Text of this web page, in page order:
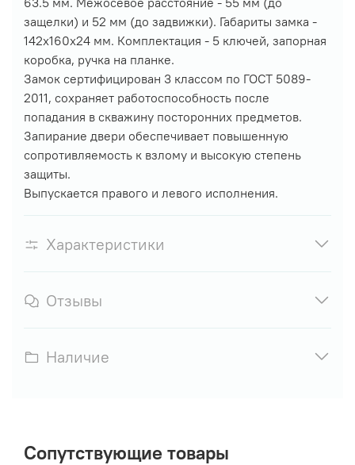
защелки) и 52 мм (до задвижки). Габариты замка -
142х160х24 мм. Комплектация - 5 ключей, запорная
коробка, ручка на планке.
Замок сертифицирован 3 классом по ГОСТ 5089-
2011, сохраняет работоспособность после
попадания в скважину посторонних предметов.
Запирание двери обеспечивает повышенную
сопротивляемость к взлому и высокую степень
защиты.
Выпускается правого и левого исполнения.
Характеристики
Отзывы
Наличие
Сопутствующие товары